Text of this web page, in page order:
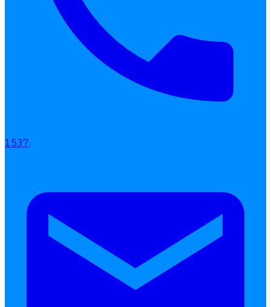
เลือกหัวข้อที่คุณสนใจ
โปรแกรมบริหารงานบุคคล
การคิดเงินเดือน
FollowHumanSoft
1537,